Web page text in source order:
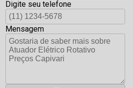
Digite seu telefone
Mensagem